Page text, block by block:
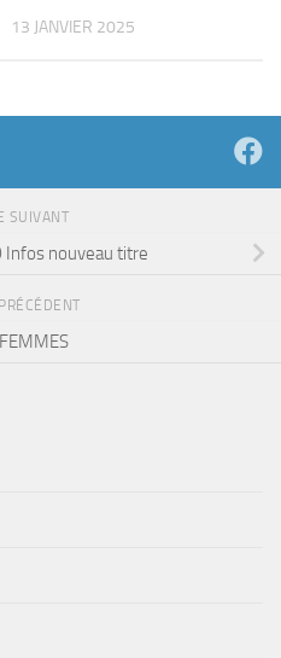
13 JANVIER 2025
SUIVANT
Infos nouveau titre